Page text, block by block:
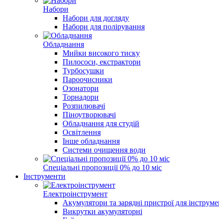
Набори
Набори для догляду
Набори для полірування
Обладнання
Мийки високого тиску
Пилососи, екстрактори
Турбосушки
Пароочисники
Озонатори
Торнадори
Розпилювачі
Піноутворювачі
Обладнання для студій
Освітлення
Інше обладнання
Системи очищення води
Спеціальні пропозиції 0% до 10 міс
Інструменти
Електроінструмент
Акумулятори та зарядні пристрої для
Викрутки акумуляторні